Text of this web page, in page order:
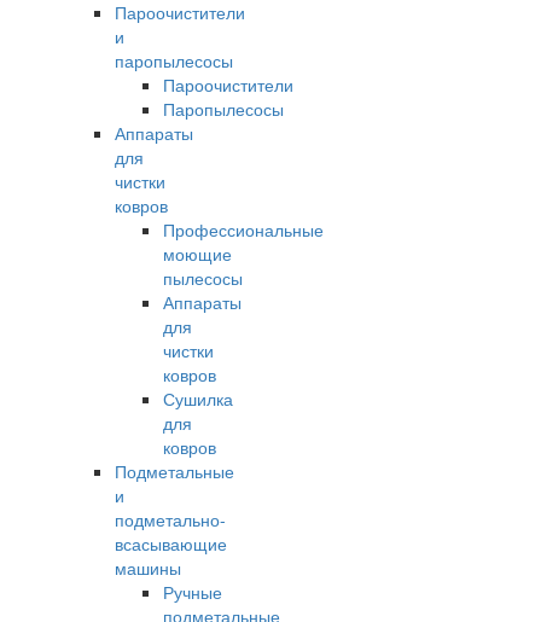
Пароочистители
и
паропылесосы
Пароочистители
Паропылесосы
Аппараты
для
чистки
ковров
Профессиональные
моющие
пылесосы
Аппараты
для
чистки
ковров
Сушилка
для
ковров
Подметальные
и
подметально-
всасывающие
машины
Ручные
подметальные